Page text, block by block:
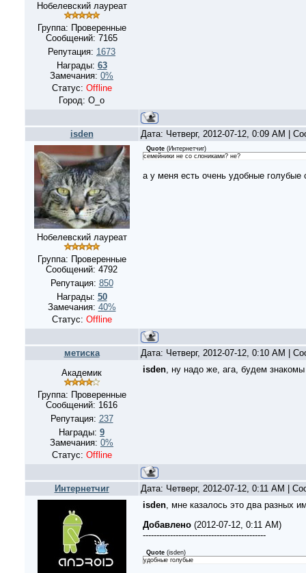
Нобелевский лауреат
Группа: Проверенные
Сообщений: 7165
Репутация: 1673
Награды: 63
Замечания: 0%
Статус: Offline
Город: О_о
isden Дата: Четверг, 2012-07-12, 0:09 AM |
Нобелевский лауреат
Группа: Проверенные
Сообщений: 4792
Репутация: 850
Награды: 50
Замечания: 40%
Статус: Offline
Quote(Интернетчиг)
семейники не со слониками? не?
а у меня есть очень удобные голубые
метиска
Дата: Четверг, 2012-07-12, 0:10 AM |
Академик
Группа: Проверенные
Сообщений: 1616
Репутация: 237
Награды: 9
Замечания: 0%
Статус: Offline
isden, ну надо же, ага, будем знакомы
Интернетчиг Дата: Четверг, 2012-07-12, 0:11 AM |
isden, мне казалось это два разных
Добавлено(2012-07-12, 0:11 AM)
---------------------------------------------
Quote(isden)
удобные голубые